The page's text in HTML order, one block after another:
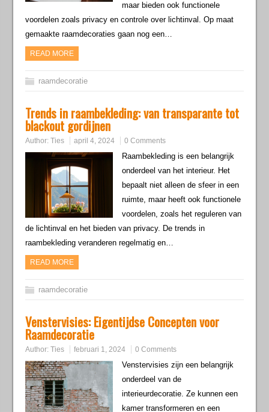
maar bieden ook functionele
voordelen zoals privacy en controle over lichtinval. Op maat
gemaakte raamdecoraties gaan nog een…
READ MORE
raamdecoratie
Trends in raambekleding: van transparante tot
blackout gordijnen
Author:Ties april 4, 2024 0 Comments
Raambekleding is een belangrijk
onderdeel van het interieur. Het
bepaalt niet alleen de sfeer in een
ruimte, maar heeft ook functionele
voordelen, zoals het reguleren van
de lichtinval en het bieden van privacy. De trends in
raambekleding veranderen regelmatig en…
READ MORE
raamdecoratie
Venstervisies: Eigentijdse Concepten voor
Raamdecoratie
Author:Ties februari 1, 2024 0 Comments
Venstervisies zijn een belangrijk
onderdeel van de
interieurdecoratie. Ze kunnen een
kamer transformeren en een